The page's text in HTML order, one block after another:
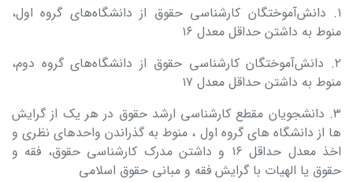
۱. دانش‌آموختگان کارشناسی حقوق از دانشگاه‌های گروه اول،
منوط به داشتن حداقل معدل ۱۶
۲. دانش‌آموختگان کارشناسی حقوق از دانشگاه‌های گروه دوم،
منوط به داشتن حداقل معدل ۱۷
۳. دانشجویان مقطع کارشناسی ارشد حقوق در هر یک از گرایش
ها از دانشگاه های گروه اول ، منوط به گذراندن واحدهای نظری و
اخذ معدل حداقل ۱۶ و داشتن مدرک کارشناسی حقوق، فقه و
حقوق یا الهیات با گرایش فقه و مبانی حقوق اسلامی